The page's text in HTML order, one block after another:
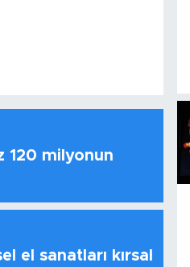
120 milyonun
el sanatları kırsal